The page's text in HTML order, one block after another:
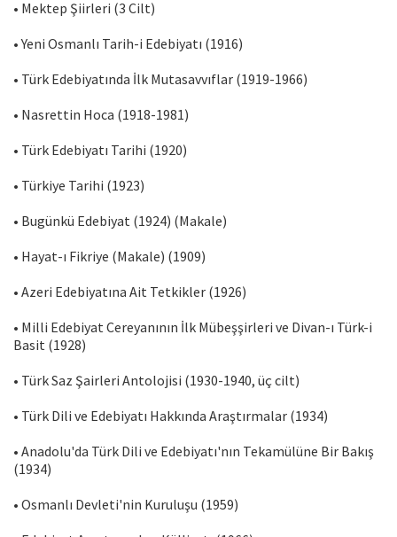
• Mektep Şiirleri (3 Cilt)
• Yeni Osmanlı Tarih-i Edebiyatı (1916)
• Türk Edebiyatında İlk Mutasavvıflar (1919-1966)
• Nasrettin Hoca (1918-1981)
• Türk Edebiyatı Tarihi (1920)
• Türkiye Tarihi (1923)
• Bugünkü Edebiyat (1924) (Makale)
• Hayat-ı Fikriye (Makale) (1909)
• Azeri Edebiyatına Ait Tetkikler (1926)
• Milli Edebiyat Cereyanının İlk Mübeşşirleri ve Divan-ı Türk-i
Basit (1928)
• Türk Saz Şairleri Antolojisi (1930-1940, üç cilt)
• Türk Dili ve Edebiyatı Hakkında Araştırmalar (1934)
• Anadolu'da Türk Dili ve Edebiyatı'nın Tekamülüne Bir Bakış
(1934)
• Osmanlı Devleti'nin Kuruluşu (1959)